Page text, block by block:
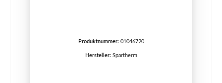
Produktnummer: 01046720
Hersteller: Spartherm